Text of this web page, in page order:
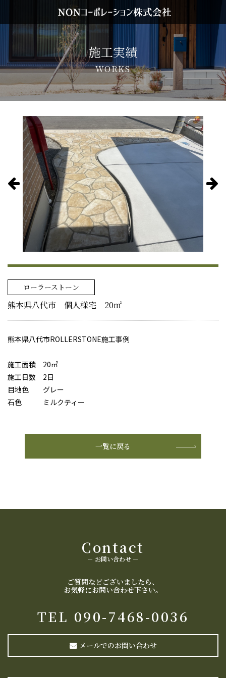
施工実績
WORKS
熊本県八代市 個人様宅 20㎡
ローラーストーン
熊本県八代市ROLLERSTONE施工事例
施工面積 20㎡
施工日数 2日
目地色 グレー
石色 ミルクティー
一覧に戻る
Contact
－ お問い合わせ －
ご質問などございましたら、
​​​​​​​お気軽にお問い合わせ下さい。
TEL 090-7468-0036
メールでのお問い合わせ